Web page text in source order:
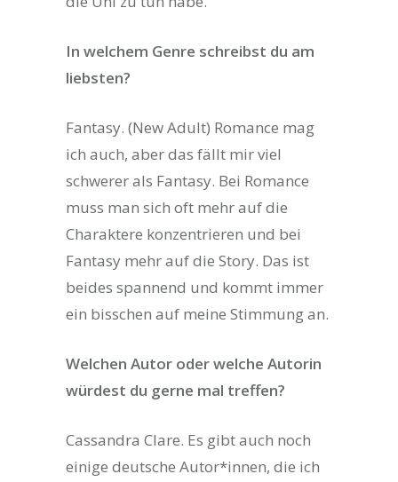
In welchem Genre schreibst du am
liebsten?
Fantasy. (New Adult) Romance mag
ich auch, aber das fällt mir viel
schwerer als Fantasy. Bei Romance
muss man sich oft mehr auf die
Charaktere konzentrieren und bei
Fantasy mehr auf die Story. Das ist
beides spannend und kommt immer
ein bisschen auf meine Stimmung an.
Welchen Autor oder welche Autorin
würdest du gerne mal treffen?
Cassandra Clare. Es gibt auch noch
einige deutsche Autor*innen, die ich